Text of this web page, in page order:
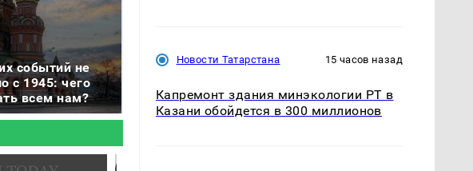
событий не
с 1945: чего
всем нам?
продукта: что купить?
полицейскую
подожгли.
Новости Татарстана 15 часов назад
Капремонт здания минэкологии РТ в
Казани обойдется в 300 миллионов